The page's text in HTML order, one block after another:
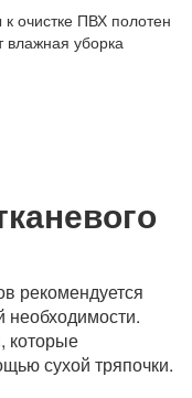
очистке ПВХ полотен
влажная уборка
рекомендуется
необходимости.
которые
сухой тряпочки.